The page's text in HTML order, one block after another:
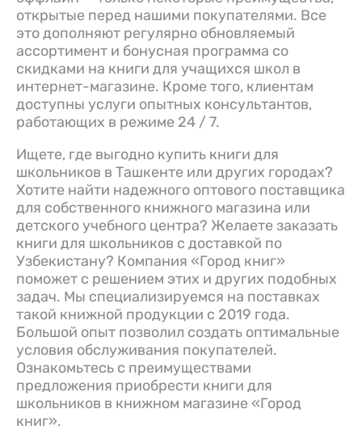
открытые перед нашими покупателями. Все
это дополняют регулярно обновляемый
ассортимент и бонусная программа со
скидками на книги для учащихся школ в
интернет-магазине. Кроме того, клиентам
доступны услуги опытных консультантов,
работающих в режиме 24 / 7.
Ищете, где выгодно купить книги для
школьников в Ташкенте или других городах?
Хотите найти надежного оптового поставщика
для собственного книжного магазина или
детского учебного центра? Желаете заказать
книги для школьников с доставкой по
Узбекистану? Компания «Город книг»
поможет с решением этих и других подобных
задач. Мы специализируемся на поставках
такой книжной продукции с 2019 года.
Большой опыт позволил создать оптимальные
условия обслуживания покупателей.
Ознакомьтесь с преимуществами
предложения приобрести книги для
школьников в книжном магазине «Город
книг».